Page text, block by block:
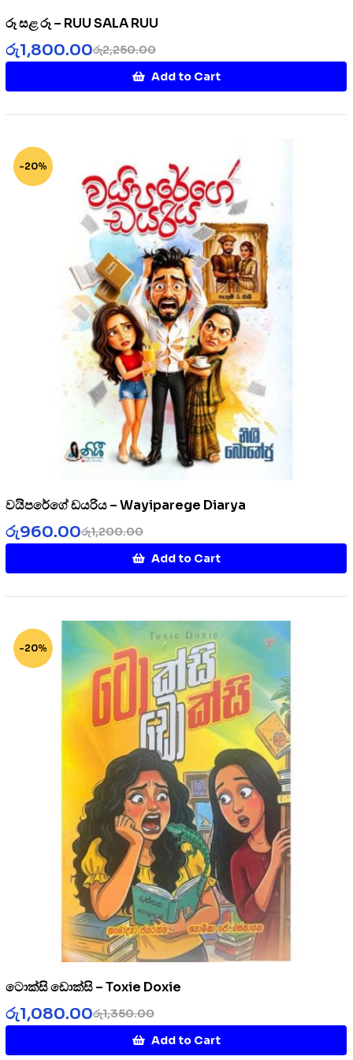
රූ සළ රූ – RUU SALA RUU
රු2,250.00
රු1,800.00
Add to Cart
-20%
වයිපරේගේ ඩයරිය – Wayiparege Diarya
රු1,200.00
රු960.00
Add to Cart
-20%
ටොක්සි ඩොක්සි – Toxie Doxie
රු1,350.00
රු1,080.00
Add to Cart